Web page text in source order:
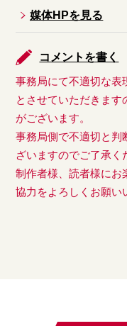
媒体HPを見る
コメントを書く
事務局にて不適切な表
とさせていただきます
がございます。
事務局側で不適切と判
ざいますのでご了承く
制作者様、読者様にお
協力をよろしくお願い